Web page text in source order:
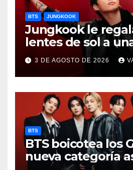
BTS JUNGKOOK
Jungkook le
lentes de sol a
durante concierto
3 DE AGOSTO DE 2026
BTS
BTS boicotea los
nueva categoría